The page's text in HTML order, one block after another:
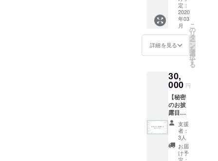
俗に反
する内
容、法
令に違
反する
内容な
ん ※公
共の場
所で面
会しま
す
フィー
ル文に
書くこ
とがな
い！ア
イコン
として
載せら
真がな
い！ そ
んなあ
なたの
ため
に。 あ
なたの
人生を
一緒に
振り返
り、一
定：
2020
年03
月
詳細を見る
こ
の
リ
タ
ー
ン
を
選
択
す
る
30,
000 円
【秘密
のお披
露目会
へご招
待】 写
真だけ
だと正
直誰を
指名し
支援
者：
3人
お届
け予